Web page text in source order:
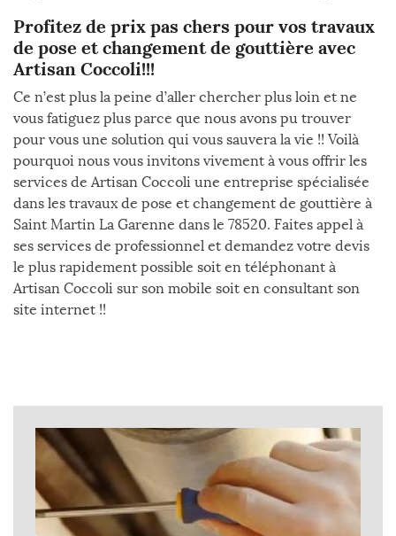
Profitez de prix pas chers pour vos travaux
de pose et changement de gouttière avec
Artisan Coccoli!!!
Ce n’est plus la peine d’aller chercher plus loin et ne
vous fatiguez plus parce que nous avons pu trouver
pour vous une solution qui vous sauvera la vie !! Voilà
pourquoi nous vous invitons vivement à vous offrir les
services de Artisan Coccoli une entreprise spécialisée
dans les travaux de pose et changement de gouttière à
Saint Martin La Garenne dans le 78520. Faites appel à
ses services de professionnel et demandez votre devis
le plus rapidement possible soit en téléphonant à
Artisan Coccoli sur son mobile soit en consultant son
site internet !!